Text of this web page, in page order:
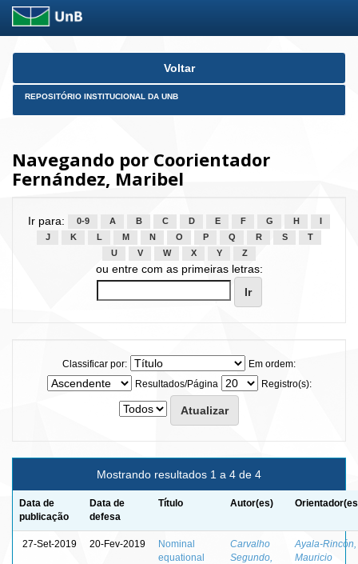
Skip
Voltar
REPOSITÓRIO INSTITUCIONAL DA UNB
Navegando por Coorientador
Fernández, Maribel
Ir para: 0-9 A B C D E F G H
J
K L M N O P Q R S
T
U
V W X Y Z
ou entre com as primeiras letras:
Classificar por:
Em ordem:
Resultados/Página
Registro(s):
Mostrando resultados 1 a 4 de 4
Data de
publicação
Data de
defesa
Título Autor(es)
27-Set-2019 20-Fev-2019
Nominal
equational
Carvalho
Segundo,
Ayala-Rincón,
Mauricio